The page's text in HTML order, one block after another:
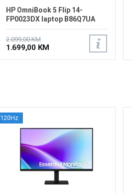
HP OmniBook 5 Flip 14-
FP0023DX laptop B86Q7UA
2.099,00 KM
1.699,00 KM
120Hz